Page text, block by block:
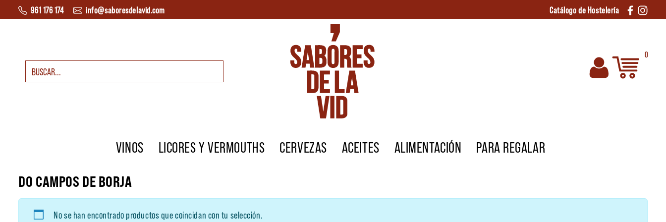
Saltar al contenido
961 176 174 info@saboresdelavid.com Catálogo de Hostelería
Buscar:
0
VINOS LICORES Y VERMOUTHS CERVEZAS ACEITES ALIMENTACIÓN
PARA REGALAR
DO CAMPOS DE BORJA
No se han encontrado productos que coincidan con tu selección.